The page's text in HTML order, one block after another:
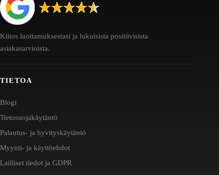
Kiitos luottamuksestasi ja lukuisista positiivisista
asiakasarvioista.
TIETOA
Blogi
Tietosuojakäytäntö
Palautus- ja hyvityskäytäntö
Myynti- ja käyttöehdot
Lailliset tiedot ja GDPR